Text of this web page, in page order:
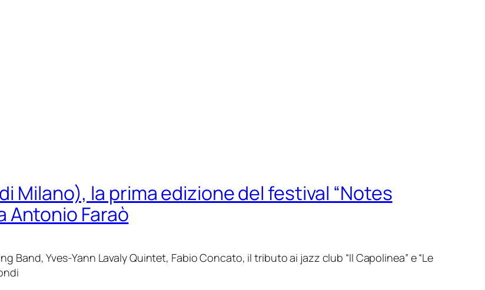
Milano), la prima edizione del festival “Notes
Antonio Faraò
Band, Yves-Yann Lavaly Quintet, Fabio Concato, il tributo ai jazz club “Il Capolinea” e “Le